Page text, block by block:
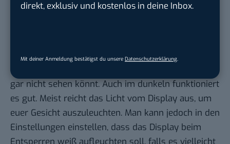
direkt, exklusiv und kostenlos in deine Inbox.
Mit deiner Anmeldung bestätigst du unsere Datenschutzerklärung.
machen. Hier wird das OnePlus 6 in dem Moment
schnell ist, könnt Ihr das Wischen zum Entsperren
davor aktivieren, da ihr sonst den Sperrbildschirm
gar nicht sehen könnt. Auch im dunkeln funktioniert
es gut. Meist reicht das Licht vom Display aus, um
euer Gesicht auszuleuchten. Man kann jedoch in den
Einstellungen einstellen, dass das Display beim
Entsperren weiß aufleuchten soll, falls es vielleicht